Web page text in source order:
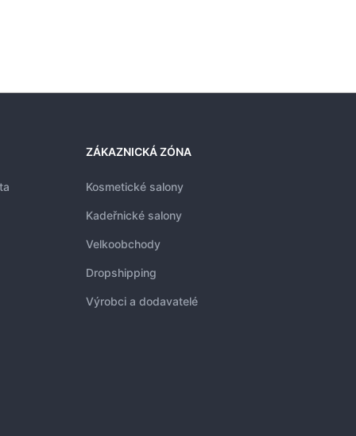
ZÁKAZNICKÁ ZÓNA
Kosmetické salony
Kadeřnické salony
Velkoobchody
Dropshipping
Výrobci a dodavatelé